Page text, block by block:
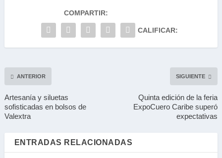
COMPARTIR:
CALIFICAR:
ANTERIOR
Artesanía y siluetas
sofisticadas en bolsos de
Valextra
SIGUIENTE
Quinta edición de la feria
ExpoCuero Caribe superó
expectativas
ENTRADAS RELACIONADAS